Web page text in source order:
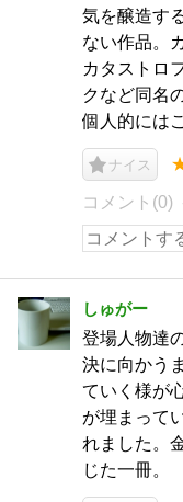
気を醸造す
ない作品。
カタストロ
クなど同名
個人的には
ナイス
コメント(0)
しゅがー
登場人物達
決に向かう
ていく様が
が埋まって
れました。
じた一冊。